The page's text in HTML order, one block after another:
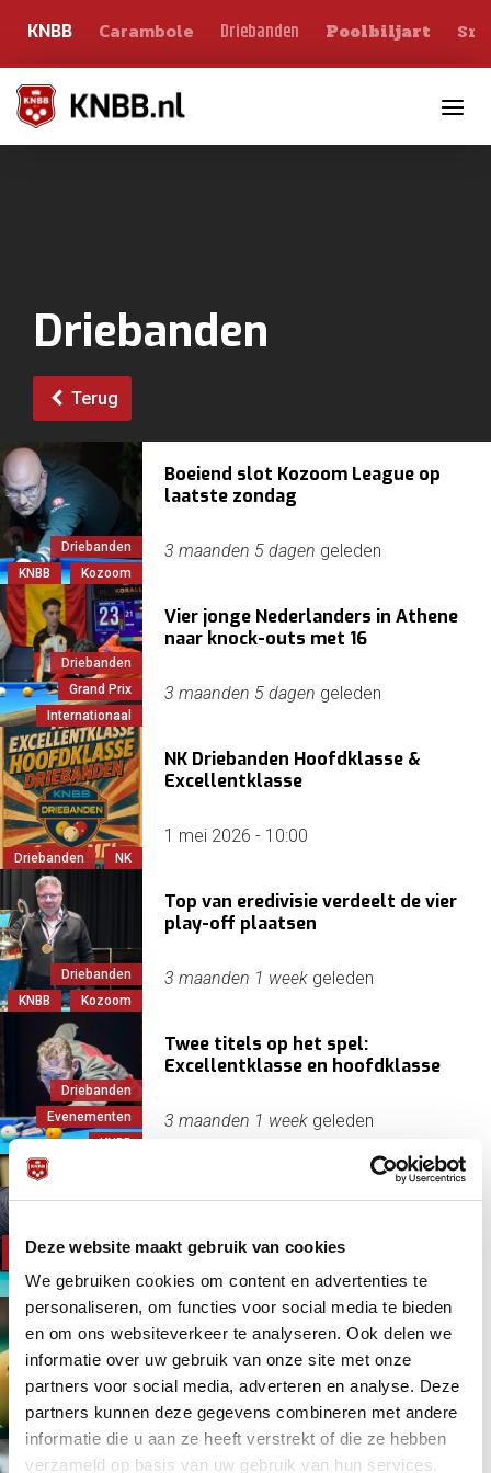
Deze website maakt gebruik van cookies
We gebruiken cookies om content en advertenties te
personaliseren, om functies voor social media te bieden
en om ons websiteverkeer te analyseren. Ook delen we
informatie over uw gebruik van onze site met onze
partners voor social media, adverteren en analyse. Deze
partners kunnen deze gegevens combineren met andere
informatie die u aan ze heeft verstrekt of die ze hebben
verzameld op basis van uw gebruik van hun services.
KNBB Carambole Driebanden Poolbiljart
Driebanden
Terug
Driebanden
KNBB
Kozoom
Boeiend slot Kozoom League op
laatste zondag
3 maanden 5 dagen geleden
Driebanden
Grand Prix
Internationaal
Vier jonge Nederlanders in Athene
naar knock-outs met 16
3 maanden 5 dagen geleden
Driebanden NK
NK Driebanden Hoofdklasse &
Excellentklasse
1 mei 2026 - 10:00
Driebanden
KNBB
Kozoom
Top van eredivisie verdeelt de vier
play-off plaatsen
3 maanden 1 week geleden
Driebanden
Evenementen
KNBB
Twee titels op het spel:
Excellentklasse en hoofdklasse
3 maanden 1 week geleden
Klompenhouwer,
KNBB
Vier teams voor drie play-off
posities achter koploper
3 maanden 1 week
NK Dagbiljarten drieb. klein kl. 1-2
17 juni 2026 - 11:00